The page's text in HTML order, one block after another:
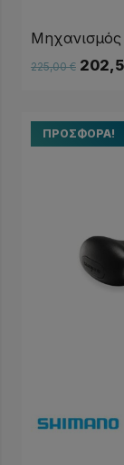
225,00€
ΠΡΟΣΦΟΡΆ!